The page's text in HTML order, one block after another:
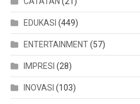
EDUKASI (449)
ENTERTAINMENT(57)
IMPRESI (28)
INOVASI (103)